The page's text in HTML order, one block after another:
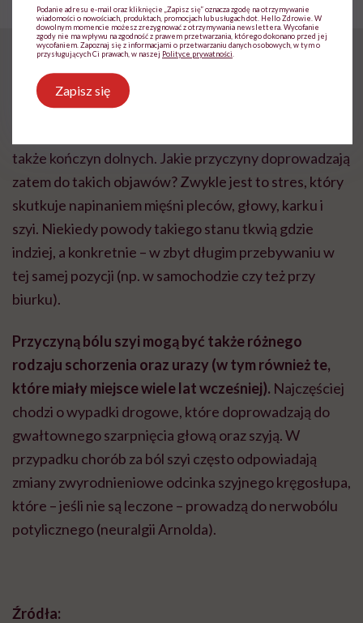
Niektóre osoby odczuwają też skurcze mięśni szyi,
objawiające się ból i sztywnością szyi, karku, a także
głowy. Wówczas w kończynach górnych może
także kończyn dolnych. Jakie przyczyny doprowadzają
zatem do takich objawów? Zwykle jest to stres, który
skutkuje napinaniem mięśni pleców, głowy, karku i
szyi. Niekiedy powody takiego stanu tkwią gdzie
indziej, a konkretnie – w zbyt długim przebywaniu w
tej samej pozycji (np. w samochodzie czy też przy
biurku).
Przyczyną bólu szyi mogą być także różnego
rodzaju schorzenia oraz urazy (w tym również te,
które miały miejsce wiele lat wcześniej). Najczęściej
chodzi o wypadki drogowe, które doprowadzają do
gwałtownego szarpnięcia głową oraz szyją. W
przypadku chorób za ból szyi często odpowiadają
zmiany zwyrodnieniowe odcinka szyjnego kręgosłupa,
które – jeśli nie są leczone – prowadzą do nerwobólu
potylicznego (neuralgii Arnolda).
Źródła:
Podanie adresu e-mail oraz kliknięcie „Zapisz się” oznacza zgodę na otrzymywanie
wiadomości o nowościach, produktach, promocjach lub usługach dot. Hello Zdrowie. W
dowolnym momencie możesz zrezygnować z otrzymywania newslettera. Wycofanie
zgody nie ma wpływu na zgodność z prawem przetwarzania, którego dokonano przed jej
wycofaniem. Zapoznaj się z informacjami o przetwarzaniu danych osobowych, w tym o
przysługujących Ci prawach, w naszej Polityce prywatności
Zapisz się